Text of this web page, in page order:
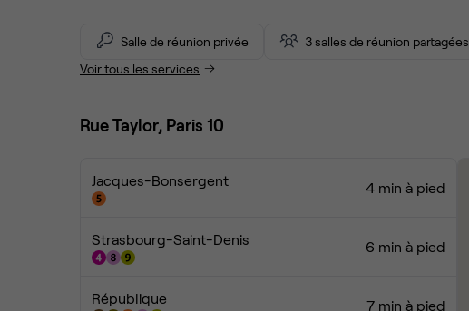
Salle de réunion privée 3 salles de réunion partagées
Voir tous les services
Rue Taylor, Paris 10
Jacques-Bonsergent 4 min à pied
Strasbourg-Saint-Denis 6 min à pied
République 7 min à pied